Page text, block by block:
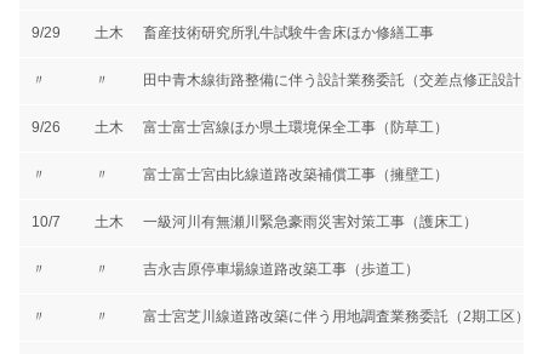
9/29 土木 畜産技術研究所乳牛試験牛舎床ほか修繕工事
〃 〃 田中青木線街路整備に伴う設計業務委託（交差点修正設計）
9/26 土木 富士富士宮線ほか県土環境保全工事（防草工）
〃 〃 富士富士宮由比線道路改築補償工事（擁壁工）
10/7 土木 一級河川有無瀬川緊急豪雨災害対策工事（護床工）
〃 〃 吉永吉原停車場線道路改築工事（歩道工）
〃 〃 富士宮芝川線道路改築に伴う用地調査業務委託（2期工区）